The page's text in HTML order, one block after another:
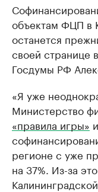
объектам ФЦП в
останется
своей странице
Госдумы РФ
«Я уже
Министерство
«правила игры»
регионе с уже
на 37%. Из-за